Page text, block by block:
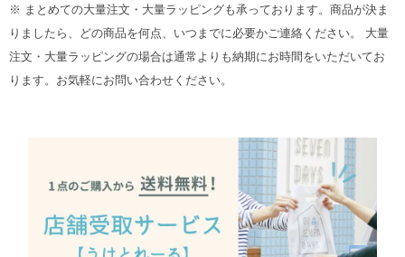
※ まとめての大量注文・大量ラッピングも承っております。商品が決ま
りましたら、どの商品を何点、いつまでに必要かご連絡ください。 大量
注文・大量ラッピングの場合は通常よりも納期にお時間をいただいてお
ります。お気軽にお問い合わせください。